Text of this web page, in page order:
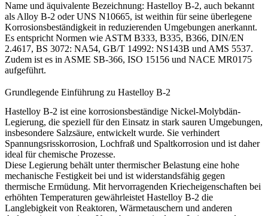
Name und äquivalente Bezeichnung: Hastelloy B-2, auch bekannt
als Alloy B-2 oder UNS N10665, ist weithin für seine überlegene
Korrosionsbeständigkeit in reduzierenden Umgebungen anerkannt.
Es entspricht Normen wie ASTM B333, B335, B366, DIN/EN
2.4617, BS 3072: NA54, GB/T 14992: NS143B und AMS 5537.
Zudem ist es in ASME SB-366, ISO 15156 und NACE MR0175
aufgeführt.
Grundlegende Einführung zu Hastelloy B-2
Hastelloy B-2 ist eine korrosionsbeständige Nickel-Molybdän-
Legierung, die speziell für den Einsatz in stark sauren Umgebungen,
insbesondere Salzsäure, entwickelt wurde. Sie verhindert
Spannungsrisskorrosion, Lochfraß und Spaltkorrosion und ist daher
ideal für chemische Prozesse.
Diese Legierung behält unter thermischer Belastung eine hohe
mechanische Festigkeit bei und ist widerstandsfähig gegen
thermische Ermüdung. Mit hervorragenden Kriecheigenschaften bei
erhöhten Temperaturen gewährleistet Hastelloy B-2 die
Langlebigkeit von Reaktoren, Wärmetauschern und anderen